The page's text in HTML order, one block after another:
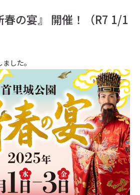
春の宴』 開催！（R7 1/1
した。